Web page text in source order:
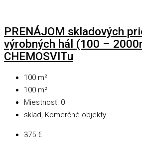
PRENÁJOM skladových
výrobných hál (100 –
CHEMOSVITu
100 m²
100 m²
Miestnosť: 0
sklad, Komerčné objekty
375 €